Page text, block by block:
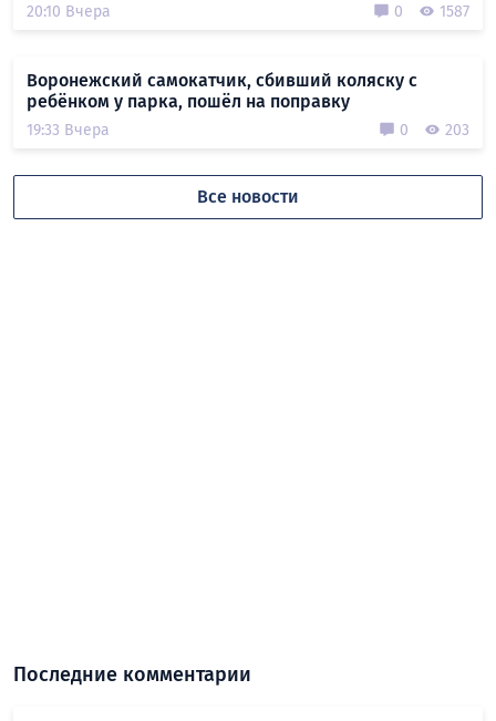
20:10 Вчера 0 1587
Воронежский самокатчик, сбивший коляску с
ребёнком у парка, пошёл на поправку
19:33 Вчера 0 203
Все новости
Последние комментарии